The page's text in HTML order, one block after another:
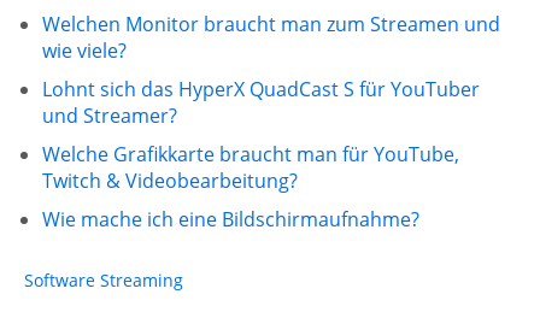
Welchen Monitor braucht man zum Streamen und
wie viele?
Lohnt sich das HyperX QuadCast S für YouTuber
und Streamer?
Welche Grafikkarte braucht man für YouTube,
Twitch & Videobearbeitung?
Wie mache ich eine Bildschirmaufnahme?
Software Streaming